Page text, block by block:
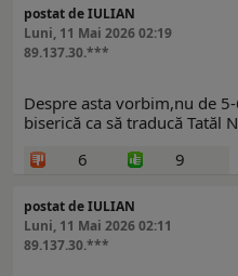
postat de IULIAN
Luni, 11 Mai 2026 02:19
89.137.30.***
Despre asta vorbim,nu de
biserică ca să traducă Tatăl
6
9
postat de IULIAN
Luni, 11 Mai 2026 02:11
89.137.30.***